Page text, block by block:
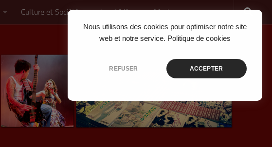
Nous utilisons des cookies pour optimiser notre site
web et notre service. Politique de cookies
REFUSER ACCEPTER
Culture et Société Jeux Vidéo Musique